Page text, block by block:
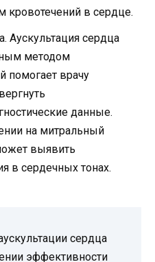
кровотечений в сердце.
Аускультация сердца
методом
помогает врачу
данные.
на митральный
выявить
в сердечных тонах.
сердца
эффективности